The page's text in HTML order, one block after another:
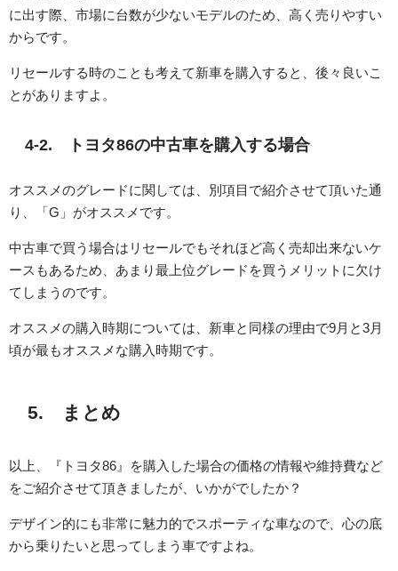
に出す際、市場に台数が少ないモデルのため、高く売りやすい
からです。
リセールする時のことも考えて新車を購入すると、後々良いこ
とがありますよ。
4-2. トヨタ86の中古車を購入する場合
オススメのグレードに関しては、別項目で紹介させて頂いた通
り、「G」がオススメです。
中古車で買う場合はリセールでもそれほど高く売却出来ないケ
ースもあるため、あまり最上位グレードを買うメリットに欠け
てしまうのです。
オススメの購入時期については、新車と同様の理由で9月と3月
頃が最もオススメな購入時期です。
5. まとめ
以上、『トヨタ86』を購入した場合の価格の情報や維持費など
をご紹介させて頂きましたが、いかがでしたか？
デザイン的にも非常に魅力的でスポーティな車なので、心の底
から乗りたいと思ってしまう車ですよね。